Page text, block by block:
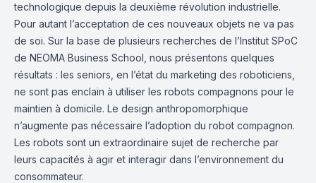
technologique depuis la deuxième révolution industrielle.
Pour autant l’acceptation de ces nouveaux objets ne va pas
de soi. Sur la base de plusieurs recherches de l’Institut SPoC
de NEOMA Business School, nous présentons quelques
résultats : les seniors, en l’état du marketing des roboticiens,
ne sont pas enclain à utiliser les robots compagnons pour le
maintien à domicile. Le design anthropomorphique
n’augmente pas nécessaire l’adoption du robot compagnon.
Les robots sont un extraordinaire sujet de recherche par
leurs capacités à agir et interagir dans l’environnement du
consommateur.